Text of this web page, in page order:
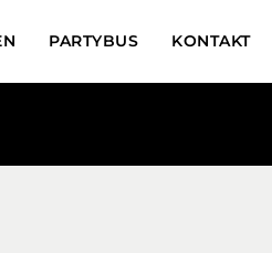
PARTYBUS KONTAKT